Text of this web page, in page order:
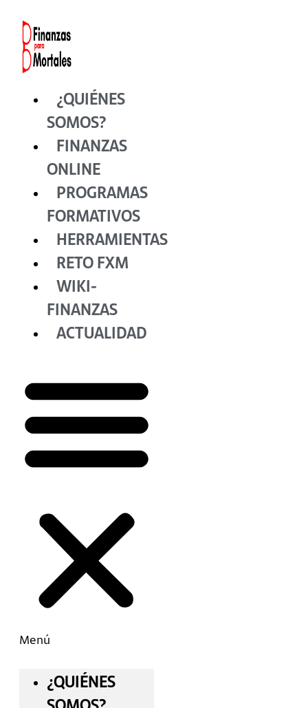
contenido
¿QUIÉNES
SOMOS?
FINANZAS
ONLINE
PROGRAMAS
FORMATIVOS
HERRAMIENTAS
RETO FXM
WIKI-
FINANZAS
ACTUALIDAD
Menú
¿QUIÉNES